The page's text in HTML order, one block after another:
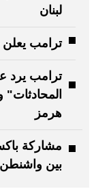
لبنان
ترامب يعلن
ترامب يرد
هرمز
مشاركة
بين